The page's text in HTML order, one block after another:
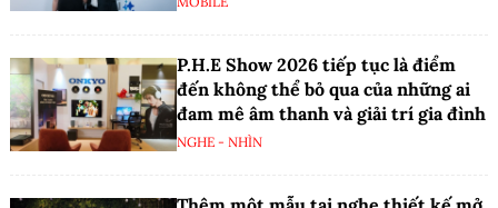
P.H.E Show 2026 tiếp tục là điểm
đến không thể bỏ qua của những ai
đam mê âm thanh và giải trí gia đình
NGHE - NHÌN